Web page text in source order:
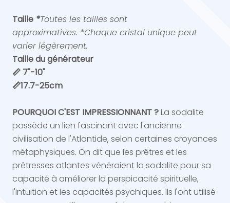
Taille *Toutes les tailles sont
approximatives. *Chaque cristal unique peut
varier légèrement.
Taille du générateur
📏 7"-10"
📏17.7-25cm
POURQUOI C'EST IMPRESSIONNANT ?La sodalite
possède un lien fascinant avec l'ancienne
civilisation de l'Atlantide, selon certaines croyances
métaphysiques. On dit que les prêtres et les
prêtresses atlantes vénéraient la sodalite pour sa
capacité à améliorer la perspicacité spirituelle,
l'intuition et les capacités psychiques. Ils l'ont utilisé